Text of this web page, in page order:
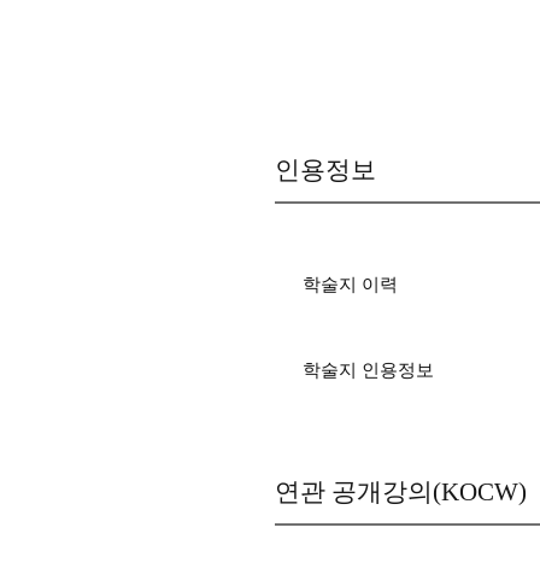
인용정보
학술지 이력
학술지 인용정보
연관 공개강의(KOCW)